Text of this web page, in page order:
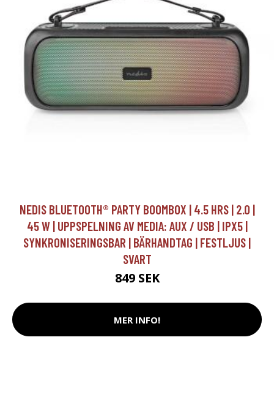
NEDIS BLUETOOTH® PARTY BOOMBOX | 4.5 HRS | 2.0 |
45 W | UPPSPELNING AV MEDIA: AUX / USB | IPX5 |
SYNKRONISERINGSBAR | BÄRHANDTAG | FESTLJUS |
SVART
849 SEK
MER INFO!